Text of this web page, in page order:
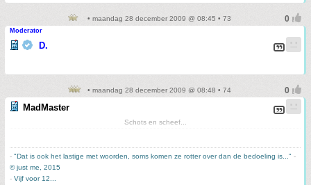
• maandag 28 december 2009 @ 08:45 • 73
Moderator
D.
• maandag 28 december 2009 @ 08:48 • 74
MadMaster
Schots en scheef...
- "Dat is ook het lastige met woorden, soms komen ze rotter over dan de bedoeling is..." -
© just me, 2015
- Vijf voor 12...